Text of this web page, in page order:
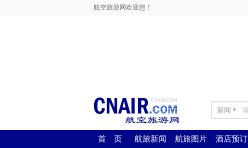
航空旅游网欢迎您！
新闻 ▼
首 页 航旅新闻 航旅图片 酒店预订